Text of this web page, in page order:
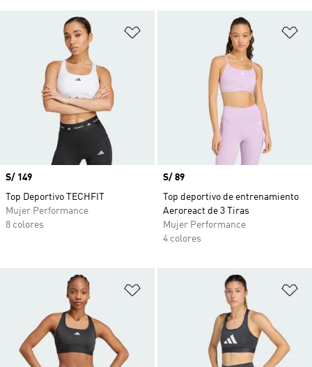
Añadir a la lista de deseos
Precio
S/ 149
Top Deportivo TECHFIT
Mujer Performance
8 colores
Precio
S/ 89
Top deportivo de entrenamiento
Aeroreact de 3 Tiras
Mujer Performance
4 colores
Añadir a la lista de deseos